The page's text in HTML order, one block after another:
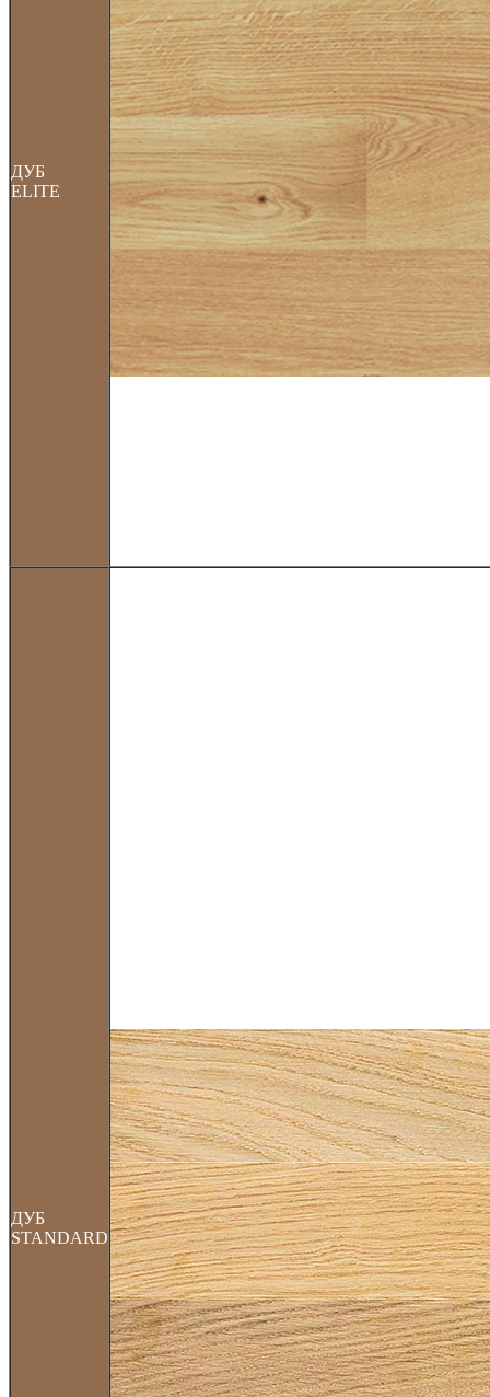
ДУБ
ELITE
ДУБ
STANDARD